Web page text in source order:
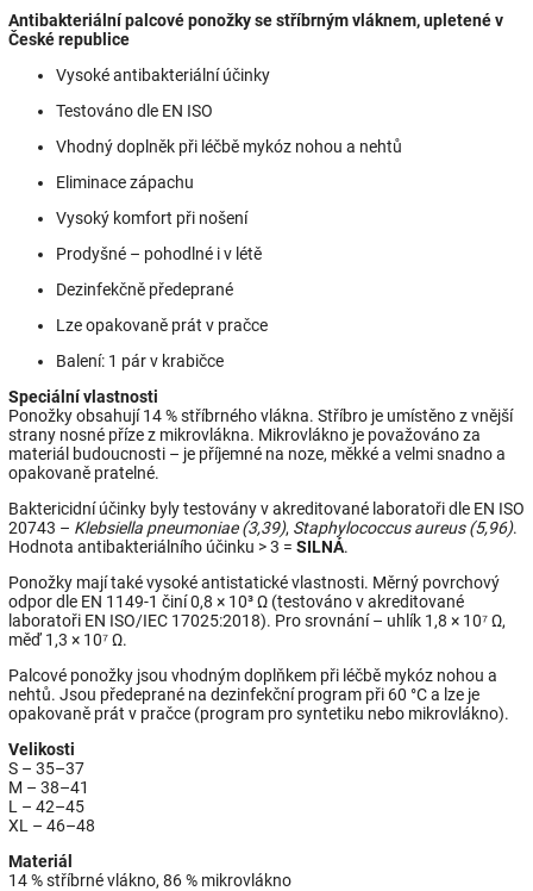
Antibakteriální palcové ponožky se stříbrným vláknem, upletené v
České republice
Vysoké antibakteriální účinky
Testováno dle EN ISO
Vhodný doplněk při léčbě mykóz nohou a nehtů
Eliminace zápachu
Vysoký komfort při nošení
Prodyšné – pohodlné i v létě
Dezinfekčně předeprané
Lze opakovaně prát v pračce
Balení: 1 pár v krabičce
Speciální vlastnosti
Ponožky obsahují 14 % stříbrného vlákna. Stříbro je umístěno z vnější
strany nosné příze z mikrovlákna. Mikrovlákno je považováno za
materiál budoucnosti – je příjemné na noze, měkké a velmi snadno a
opakovaně pratelné.
Baktericidní účinky byly testovány v akreditované laboratoři dle EN ISO
20743 – Klebsiella pneumoniae (3,39), Staphylococcus aureus (5,96).
Hodnota antibakteriálního účinku > 3 = SILNÁ.
Ponožky mají také vysoké antistatické vlastnosti. Měrný povrchový
odpor dle EN 1149-1 činí 0,8 × 10³ Ω (testováno v akreditované
laboratoři EN ISO/IEC 17025:2018). Pro srovnání – uhlík 1,8 × 10⁷ Ω,
měď 1,3 × 10⁷ Ω.
Palcové ponožky jsou vhodným doplňkem při léčbě mykóz nohou a
nehtů. Jsou předeprané na dezinfekční program při 60 °C a lze je
opakovaně prát v pračce (program pro syntetiku nebo mikrovlákno).
Velikosti
S – 35–37
M – 38–41
L – 42–45
XL – 46–48
Materiál
14 % stříbrné vlákno, 86 % mikrovlákno